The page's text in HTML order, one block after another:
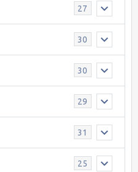
27
30
30
29
31
25